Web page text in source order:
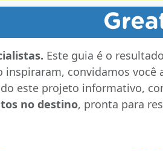
Este guia é o
convidamos você
este projeto informativo,
no destino, pronta para